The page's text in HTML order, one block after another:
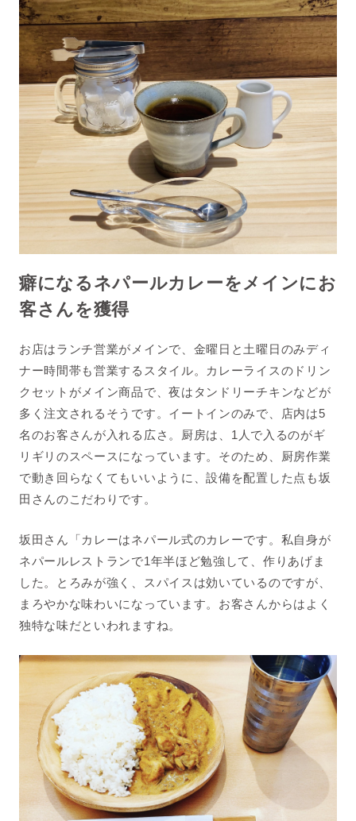
癖になるネパールカレーをメインにお
客さんを獲得
お店はランチ営業がメインで、金曜日と土曜日のみディ
ナー時間帯も営業するスタイル。カレーライスのドリン
クセットがメイン商品で、夜はタンドリーチキンなどが
多く注文されるそうです。イートインのみで、店内は5
名のお客さんが入れる広さ。厨房は、 1 人で入るのがギ
リギリのスペースになっています。そのため、厨房作業
で動き回らなくてもいいように、設備を配置した点も坂
田さんのこだわりです。
坂田さん「カレーはネパール式のカレーです。私自身が
ネパールレストランで1年半ほど勉強して、作りあげま
した。とろみが強く、スパイスは効いているのですが、
まろやかな味わいになっています。お客さんからはよく
独特な味だといわれますね。